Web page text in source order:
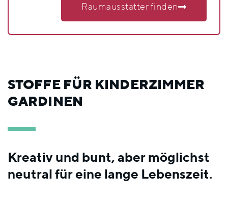
Raumausstatter finden
STOFFE FÜR KINDERZIMMER
GARDINEN
Kreativ und bunt, aber möglichst
neutral für eine lange Lebenszeit.